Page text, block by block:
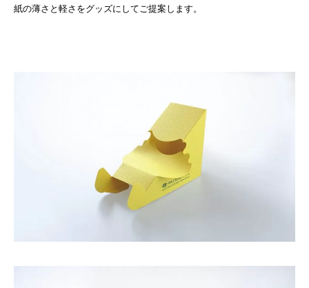
紙の薄さと軽さをグッズにしてご提案します。